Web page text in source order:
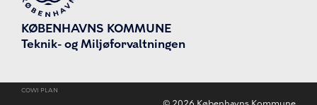
KØBENHAVNS KOMMUNE
Teknik- og Miljøforvaltningen
COWI PLAN